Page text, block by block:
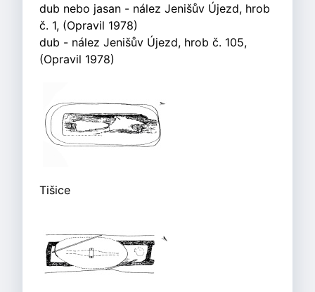
dub nebo jasan - nález Jenišův Újezd, hrob
č. 1, (Opravil 1978)
dub - nález Jenišův Újezd, hrob č. 105,
(Opravil 1978)
Tišice